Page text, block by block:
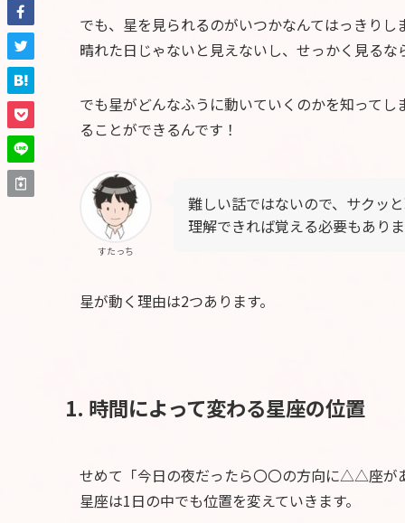
でも、星を見られるのがいつかなんてはっきりし
晴れた日じゃないと見えないし、せっかく見るな
でも星がどんなふうに動いていくのかを知って
ることができるんです！
すたっち
難しい話ではないので、サクッ
理解できれば覚える必要もありま
星が動く理由は2つあります。
1. 時間によって変わる星座の位置
せめて「今日の夜だったら〇〇の方向に△△座が
星座は1日の中でも位置を変えていきます。